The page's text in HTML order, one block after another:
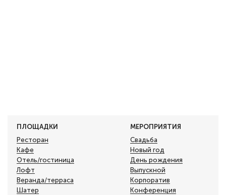
ПЛОЩАДКИ
Ресторан
Кафе
Отель/гостиница
Лофт
Веранда/терраса
Шатер
МЕРОПРИЯТИЯ
Свадьба
Новый год
День рождения
Выпускной
Корпоратив
Конференция